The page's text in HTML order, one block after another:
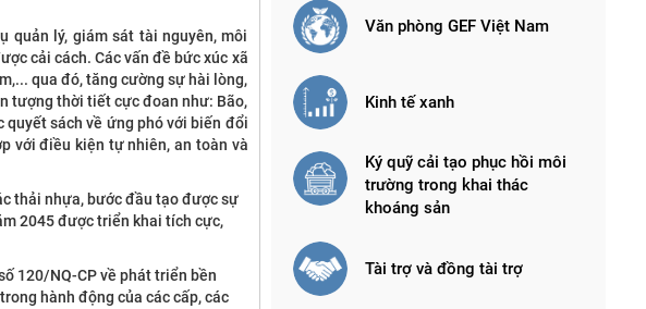
quản lý, giám sát tài nguyên, môi
cải cách. Các vấn đề bức xúc xã
qua đó, tăng cường sự hài lòng,
tượng thời tiết cực đoan như: Bão,
quyết sách về ứng phó với biến đổi
với điều kiện tự nhiên, an toàn và
thải nhựa, bước đầu tạo được sự
2045 được triển khai tích cực,
120/NQ-CP về phát triển bền
hành động của các cấp, các
Văn phòng GEF Việt Nam
Kinh tế xanh
Ký quỹ cải tạo phục hồi môi
trường trong khai thác
khoáng sản
Tài trợ và đồng tài trợ